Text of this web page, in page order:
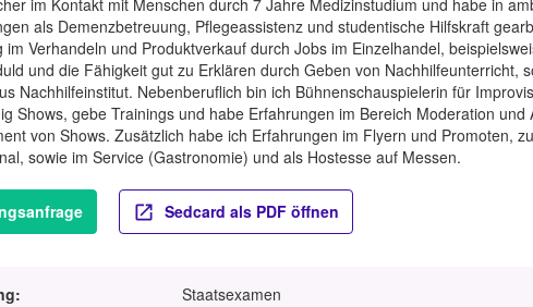
im Kontakt mit Menschen durch 7 Jahre Medizinstudium und habe in
als Demenzbetreuung, Pflegeassistenz und studentische Hilfskraft
im Verhandeln und Produktverkauf durch Jobs im Einzelhandel,
und die Fähigkeit gut zu Erklären durch Geben von Nachhilfeunterricht,
Nachhilfeinstitut. Nebenberuflich bin ich Bühnenschauspielerin für
Shows, gebe Trainings und habe Erfahrungen im Bereich Moderation und
von Shows. Zusätzlich habe ich Erfahrungen im Flyern und Promoten,
sowie im Service (Gastronomie) und als Hostesse auf Messen.
Sedcard als PDF öffnen
Staatsexamen